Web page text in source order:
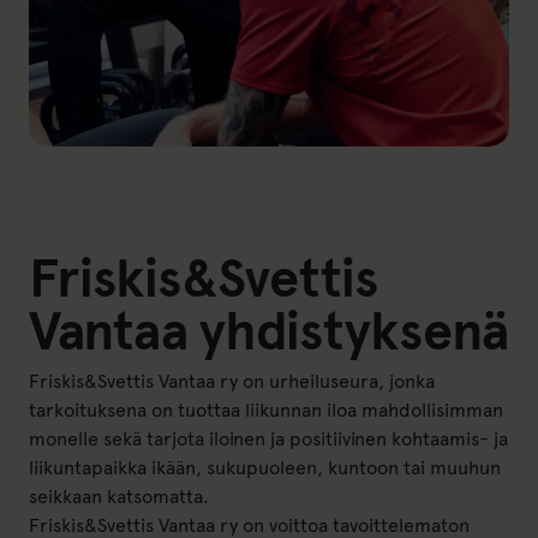
Friskis&Svettis
Vantaa yhdistyksenä
Friskis&Svettis Vantaa ry on urheiluseura, jonka
tarkoituksena on tuottaa liikunnan iloa mahdollisimman
monelle sekä tarjota iloinen ja positiivinen kohtaamis- ja
liikuntapaikka ikään, sukupuoleen, kuntoon tai muuhun
seikkaan katsomatta.
Friskis&Svettis Vantaa ry on voittoa tavoittelematon